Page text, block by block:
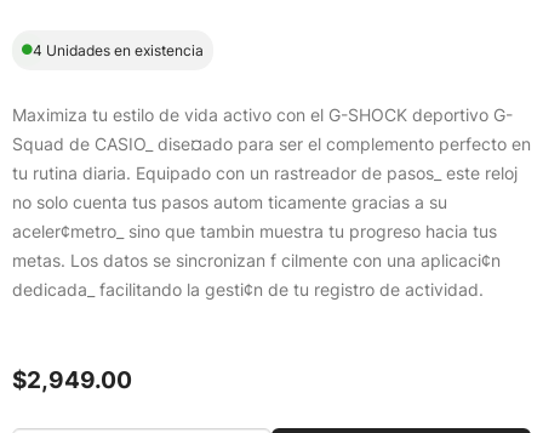
4 Unidades en existencia
Maximiza tu estilo de vida activo con el G-SHOCK deportivo G-
Squad de CASIO_ dise¤ado para ser el complemento perfecto en
tu rutina diaria. Equipado con un rastreador de pasos_ este reloj
no solo cuenta tus pasos autom ticamente gracias a su
aceler¢metro_ sino que tambin muestra tu progreso hacia tus
metas. Los datos se sincronizan f cilmente con una aplicaci¢n
dedicada_ facilitando la gesti¢n de tu registro de actividad.
$2,949.00